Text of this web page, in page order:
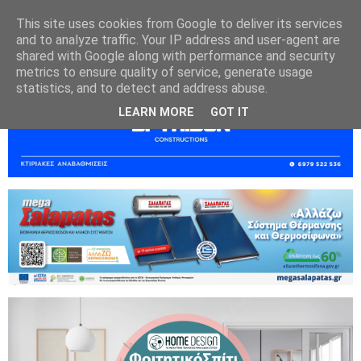
This site uses cookies from Google to deliver its services
and to analyze traffic. Your IP address and user-agent are
shared with Google along with performance and security
metrics to ensure quality of service, generate usage
statistics, and to detect and address abuse.
LEARN MORE GOT IT